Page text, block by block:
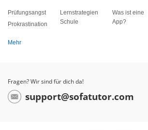
Prüfungsangst
Prokrastination
Lernstrategien
Schule
Was ist eine
App?
Mehr
Fragen? Wir sind für dich da!
support@sofatutor.com